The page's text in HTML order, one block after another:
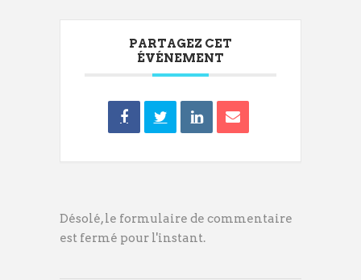
PARTAGEZ CET
ÉVÉNEMENT
Désolé, le formulaire de commentaire
est fermé pour l'instant.